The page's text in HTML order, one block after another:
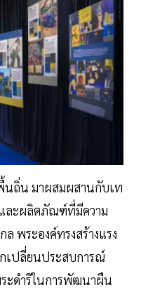
ถิ่น มาผสมผสานกับเท
ละผลิตภัณฑ์ที่มีความ
พระองค์ทรงสร้างแรง
เปลี่ยนประสบการณ์
ะดำริในการพัฒนาผืน